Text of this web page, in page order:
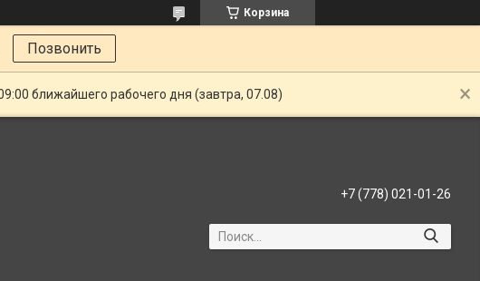
Корзина
Позвонить
ближайшего рабочего дня (завтра, 07.08)
+7 (778) 021-01-26